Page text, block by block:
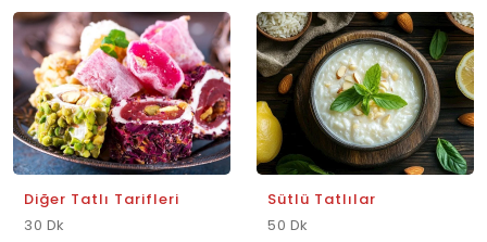
Diğer Tatlı Tarifleri
30 Dk
Sütlü Tatlılar
50 Dk